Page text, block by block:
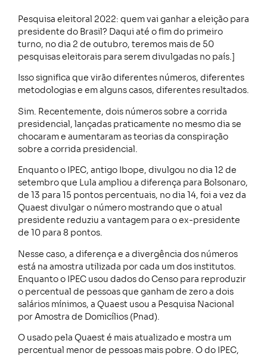
Pesquisa eleitoral 2022: quem vai ganhar a eleição para
presidente do Brasil? Daqui até o fim do primeiro
turno, no dia 2 de outubro, teremos mais de 50
pesquisas eleitorais para serem divulgadas no país.]
Isso significa que virão diferentes números, diferentes
metodologias e em alguns casos, diferentes resultados.
Sim. Recentemente, dois números sobre a corrida
presidencial, lançadas praticamente no mesmo dia se
chocaram e aumentaram as teorias da conspiração
sobre a corrida presidencial.
Enquanto o IPEC, antigo Ibope, divulgou no dia 12 de
setembro que Lula ampliou a diferença para Bolsonaro,
de 13 para 15 pontos percentuais, no dia 14, foi a vez da
Quaest divulgar o número mostrando que o atual
presidente reduziu a vantagem para o ex-presidente
de 10 para 8 pontos.
Nesse caso, a diferença e a divergência dos números
está na amostra utilizada por cada um dos institutos.
Enquanto o IPEC usou dados do Censo para reproduzir
o percentual de pessoas que ganham de zero a dois
salários mínimos, a Quaest usou a Pesquisa Nacional
por Amostra de Domicílios (Pnad).
O usado pela Quaest é mais atualizado e mostra um
percentual menor de pessoas mais pobre. O do IPEC,